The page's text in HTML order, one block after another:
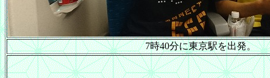
7時40分に東京駅を出発。